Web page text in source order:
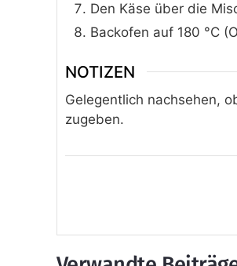
Den Käse über die
Backofen auf 180 °C
NOTIZEN
Gelegentlich nachsehen,
zugeben.